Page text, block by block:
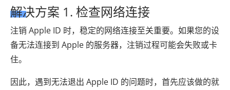
解决方案 1. 检查网络连接
注销 Apple ID 时，稳定的网络连接至关重要。如果您的设
备无法连接到 Apple 的服务器，注销过程可能会失败或卡
住。
因此，遇到无法退出 Apple ID 的问题时，首先应该做的就